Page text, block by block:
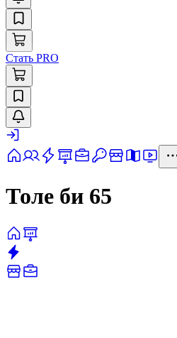
Стать PRO
Толе би 65